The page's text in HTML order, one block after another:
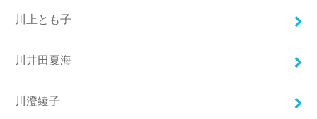
川上とも子
川井田夏海
川澄綾子